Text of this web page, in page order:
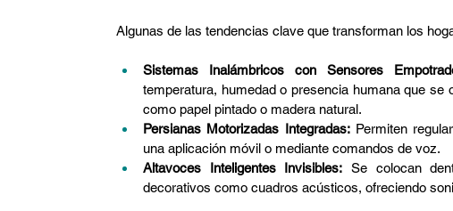
Algunas de las tendencias clave que transforman los
Sistemas Inalámbricos con Sensores
temperatura, humedad o presencia humana que
como papel pintado o madera natural.
Persianas Motorizadas Integradas: Permiten
una aplicación móvil o mediante comandos de voz.
Altavoces Inteligentes Invisibles: Se colocan
decorativos como cuadros acústicos, ofreciendo